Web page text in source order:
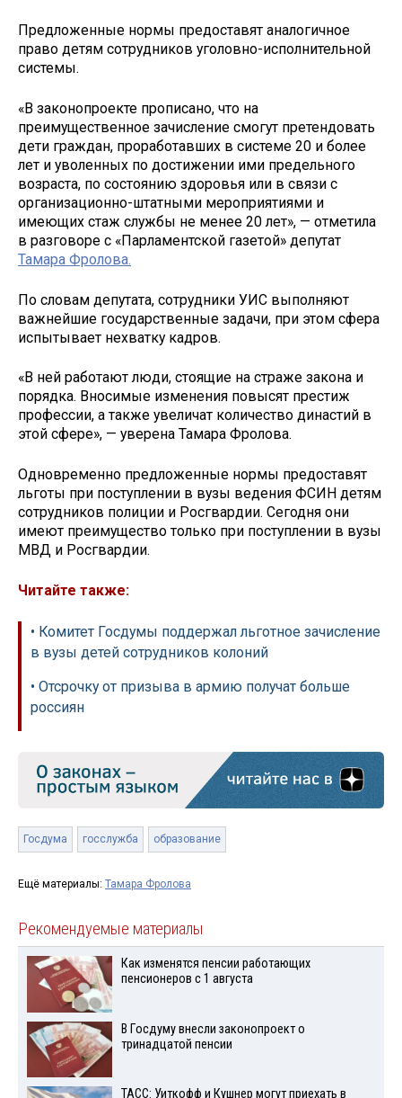
Предложенные нормы предоставят аналогичное
право детям сотрудников уголовно-исполнительной
системы.
«В законопроекте прописано, что на
преимущественное зачисление смогут претендовать
дети граждан, проработавших в системе 20 и более
лет и уволенных по достижении ими предельного
возраста, по состоянию здоровья или в связи с
организационно-штатными мероприятиями и
имеющих стаж службы не менее 20 лет», — отметила
в разговоре с «Парламентской газетой» депутат
Тамара Фролова.
По словам депутата, сотрудники УИС выполняют
важнейшие государственные задачи, при этом сфера
испытывает нехватку кадров.
«В ней работают люди, стоящие на страже закона и
порядка. Вносимые изменения повысят престиж
профессии, а также увеличат количество династий в
этой сфере», — уверена Тамара Фролова.
Одновременно предложенные нормы предоставят
льготы при поступлении в вузы ведения ФСИН детям
сотрудников полиции и Росгвардии. Сегодня они
имеют преимущество только при поступлении в вузы
МВД и Росгвардии.
Читайте также:
• Комитет Госдумы поддержал льготное зачисление
в вузы детей сотрудников колоний
• Отсрочку от призыва в армию получат больше
россиян
Госдума госслужба образование
Ещё материалы: Тамара Фролова
Рекомендуемые материалы
Как изменятся пенсии работающих
пенсионеров с 1 августа
В Госдуму внесли законопроект о
тринадцатой пенсии
ТАСС: Уиткофф и Кушнер могут приехать в